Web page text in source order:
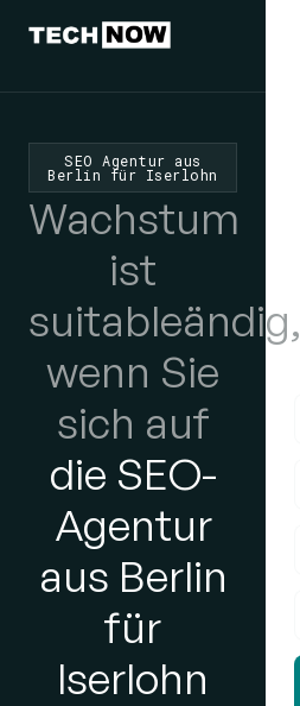
SEO Agentur aus
Berlin für Iserlohn
Wachstum
ist
suitableändig,
wenn Sie
sich auf
die SEO-
Agentur
aus Berlin
für
Iserlohn